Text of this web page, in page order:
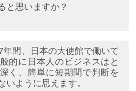
と思いますか？
年間、日本の大使館で働いて
的に日本人のビジネスはと
く、簡単に短期間で判断を
いように思えます。